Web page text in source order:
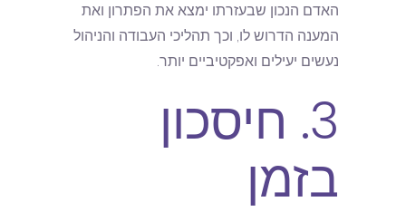
האדם הנכון שבעזרתו ימצא את הפתרון ואת
המענה הדרוש לו, וכך תהליכי העבודה והניהול
נעשים יעילים ואפקטיביים יותר.
3. חיסכון
בזמן